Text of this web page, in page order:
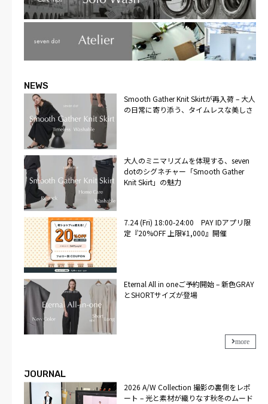
NEWS
Smooth Gather Knit Skirtが再入荷 – 大人
の日常に寄り添う、タイムレスな美しさ
大人のミニマリズムを体現する、seven
dotのシグネチャー「Smooth Gather
Knit Skirt」の魅力
7.24 (Fri) 18:00-24:00 PAY IDアプリ限
定『20%OFF 上限¥1,000』開催
Eternal All in oneご予約開始 – 新色GRAY
とSHORTサイズが登場
more
JOURNAL
2026 A/W Collection 撮影の裏側をレポ
ート – 光と素材が織りなす秋冬のムード